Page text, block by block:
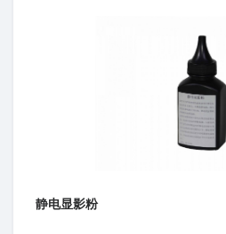
静电显影粉